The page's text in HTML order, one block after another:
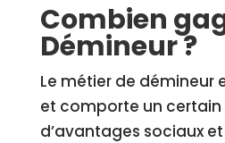
Combien
Démineur ?
Le métier de démineur
et comporte un
d’avantages sociaux